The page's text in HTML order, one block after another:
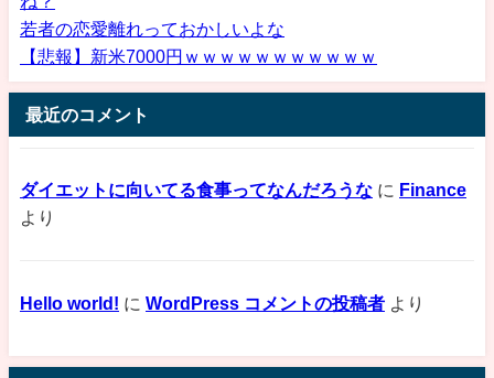
若者の恋愛離れっておかしいよな
【悲報】新米7000円ｗｗｗｗｗｗｗｗｗｗｗ
最近のコメント
ダイエットに向いてる食事ってなんだろうな に Finance
より
Hello world! に WordPress コメントの投稿者 より